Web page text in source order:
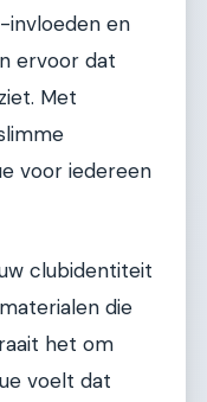
invloeden en
ervoor dat
Met
voor iedereen
clubidentiteit
die
het om
voelt dat